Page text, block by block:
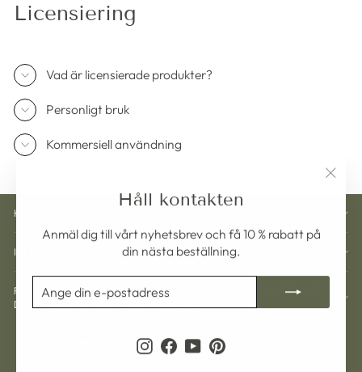
Håll kontakten
Anmäl dig till vårt nyhetsbrev och få 10 % rabatt på
din nästa beställning.
ANGE
DIN
E-
PRENUMERERA
InstagramFacebook
YouTubePinterest
(esc)"
Licensiering
Vad är licensierade produkter?
Personligt bruk
Kommersiell användning
KUNDTJÄNST
INFORMATION
REGISTRERA DIG OCH FÅ 10 % RABATT PÅ
DIN NÄSTA BESTÄLLNING
ValutaSverige (SEK kr)